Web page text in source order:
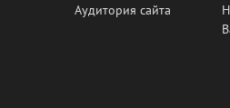
Аудитория сайта